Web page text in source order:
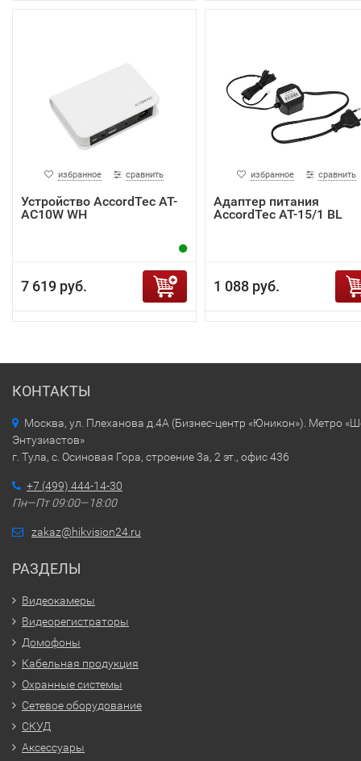
избранное сравнить
Устройство AccordTec AT-
AC10W WH
7 619 руб.
избранное сравнить
Адаптер питания
AccordTec AT-15/1 BL
1 088 руб.
КОНТАКТЫ
Москва, ул. Плеханова д.4А (Бизнес-центр «Юникон»). Метро
Энтузиастов»
г. Тула, с. Осиновая Гора, строение 3а, 2 эт., офис 436
+7 (499) 444-14-30
Пн—Пт 09:00—18:00
zakaz@hikvision24.ru
РАЗДЕЛЫ
Видеокамеры
Видеорегистраторы
Домофоны
Кабельная продукция
Охранные системы
Сетевое оборудование
СКУД
Аксессуары